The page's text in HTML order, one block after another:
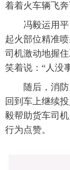
着着火车辆飞奔
冯毅运用平
起火部位精准
司机激动地握
笑着说：“人没
随后，消防
回到车上继续
毅帮助货车司
行为点赞。